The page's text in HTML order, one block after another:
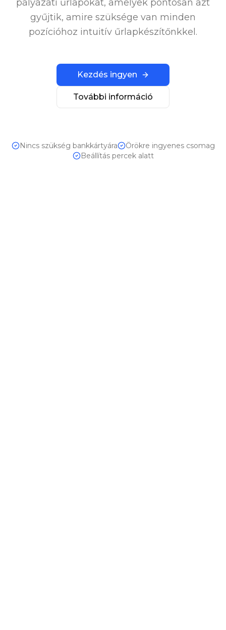
pályázati űrlapokat, amelyek pontosan azt
gyűjtik, amire szüksége van minden
pozícióhoz intuitív űrlapkészítőnkkel.
Kezdés ingyen
További információ
Nincs szükség bankkártyára
Örökre ingyenes csomag
Beállítás percek alatt